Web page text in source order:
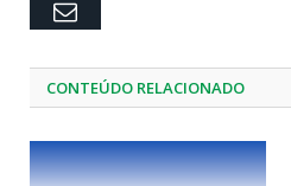
Email
CONTEÚDO RELACIONADO